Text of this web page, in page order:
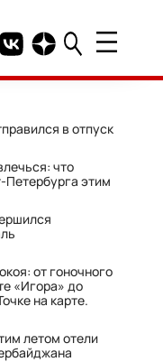
канал HELLO
Группа HELLO
Канал HELLO в
в отпуск
что
этим
от гоночного
«Игора» до
на карте.
летом отели